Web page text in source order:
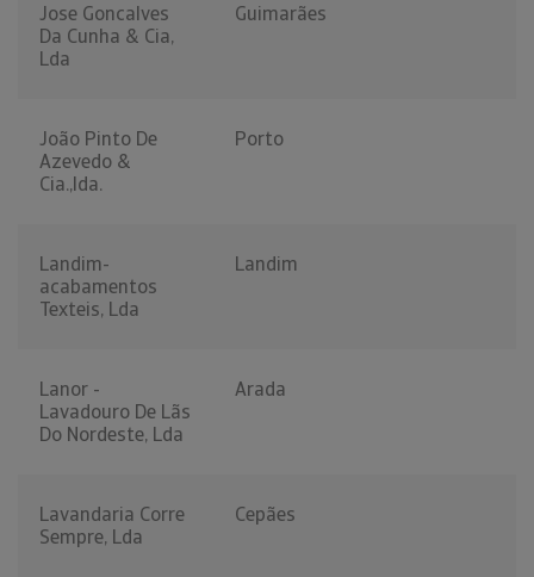
Jose Goncalves
Da Cunha & Cia,
Lda
Guimarães
João Pinto De
Azevedo &
Cia.,lda.
Porto
Landim-
acabamentos
Texteis, Lda
Landim
Lanor -
Lavadouro De Lãs
Do Nordeste, Lda
Arada
Lavandaria Corre
Sempre, Lda
Cepães